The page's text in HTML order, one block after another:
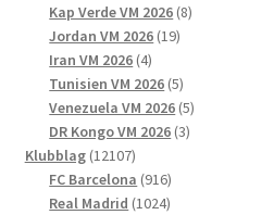
Kap Verde VM 2026 88
Jordan VM 2026 1919
Iran VM 2026 44
produkter
Tunisien VM 2026 55
produkter
Venezuela VM 2026 55
DR Kongo VM 2026 33
Klubblag 1210712107
produkter
FC Barcelona 916916
produkter
Real Madrid 10241024